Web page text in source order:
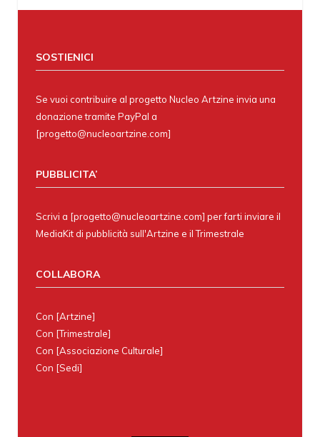
SOSTIENICI
Se vuoi contribuire al progetto Nucleo Artzine invia una
donazione tramite PayPal a
[progetto@nucleoartzine.com]
PUBBLICITA’
Scrivi a [progetto@nucleoartzine.com] per farti inviare il
MediaKit di pubblicità sull'Artzine e il Trimestrale
COLLABORA
Con [Artzine]
Con [Trimestrale]
Con [Associazione Culturale]
Con [Sedi]